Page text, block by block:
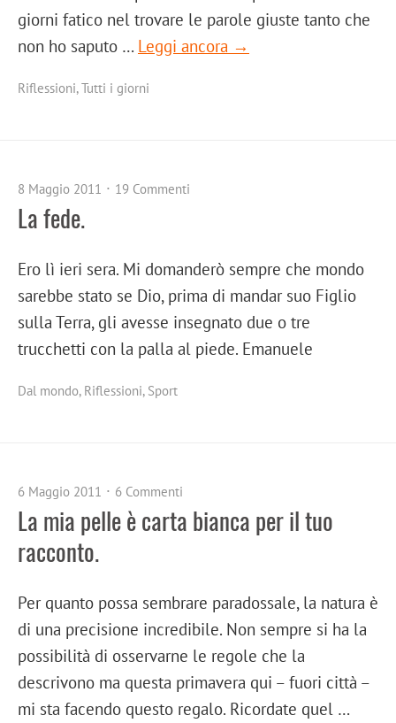
giorni fatico nel trovare le parole giuste tanto che
non ho saputo … Leggi ancora →
Riflessioni,Tutti i giorni
8 Maggio 2011 19 Commenti
La fede.
Ero lì ieri sera. Mi domanderò sempre che mondo
sarebbe stato se Dio, prima di mandar suo Figlio
sulla Terra, gli avesse insegnato due o tre
trucchetti con la palla al piede. Emanuele
Dal mondo, Riflessioni, Sport
6 Maggio 2011 6 Commenti
La mia pelle è carta bianca per il tuo
racconto.
Per quanto possa sembrare paradossale, la natura è
di una precisione incredibile. Non sempre si ha la
possibilità di osservarne le regole che la
descrivono ma questa primavera qui – fuori città –
mi sta facendo questo regalo. Ricordate quel …